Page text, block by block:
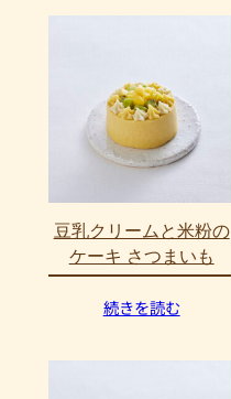
豆乳クリームと米粉の
ケーキ さつまいも
続きを読む